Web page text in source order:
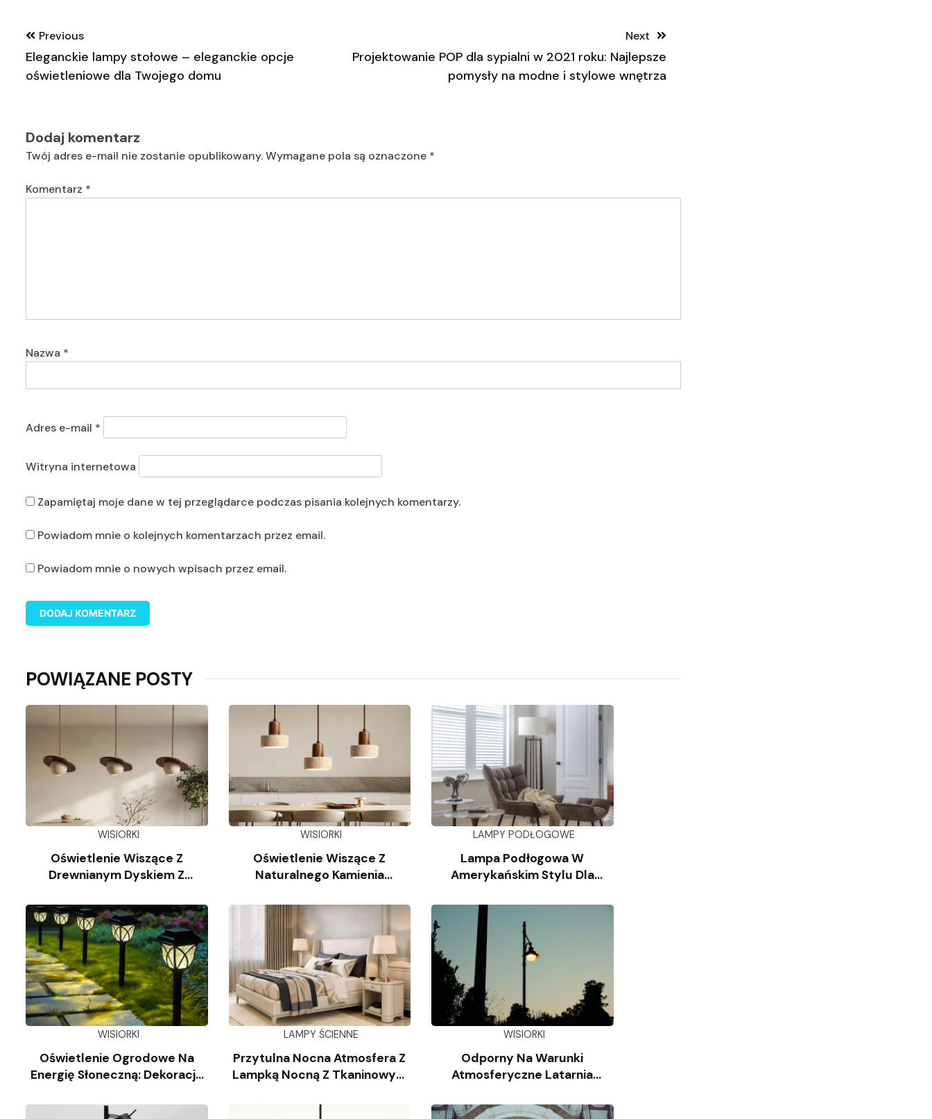
Nawigacja
wpisu
Previous
Eleganckie lampy stołowe – eleganckie opcje
oświetleniowe dla Twojego domu
Next
Projektowanie POP dla sypialni w 2021 roku: Najlepsze
pomysły na modne i stylowe wnętrza
Dodaj komentarz
Twój adres e-mail nie zostanie opublikowany.Wymagane pola są oznaczone *
Komentarz *
Nazwa *
Adres e-mail *
Witryna internetowa
Zapamiętaj moje dane w tej przeglądarce podczas pisania kolejnych komentarzy.
Powiadom mnie o kolejnych komentarzach przez email.
Powiadom mnie o nowych wpisach przez email.
POWIĄZANE POSTY
WISIORKI
Oświetlenie Wiszące Z
Drewnianym Dyskiem Z
WISIORKI
Oświetlenie Wiszące Z
Naturalnego Kamienia
LAMPY PODŁOGOWE
Lampa Podłogowa W
Amerykańskim Stylu Dla
WISIORKI
Oświetlenie Ogrodowe Na
Energię Słoneczną: Dekoracja
LAMPY ŚCIENNE
Przytulna Nocna Atmosfera Z
Lampką Nocną Z Tkaninowym
WISIORKI
Odporny Na Warunki
Atmosferyczne Latarnia
Aluminium